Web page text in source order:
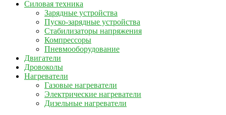
Силовая техника
Зарядные устройства
Пуско-зарядные устройства
Стабилизаторы напряжения
Компрессоры
Пневмооборудование
Двигатели
Дровоколы
Нагреватели
Газовые нагреватели
Электрические нагреватели
Дизельные нагреватели